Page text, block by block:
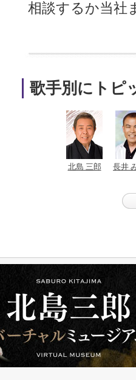
相談するか当社
歌手別にトピ
北島 三郎 長井